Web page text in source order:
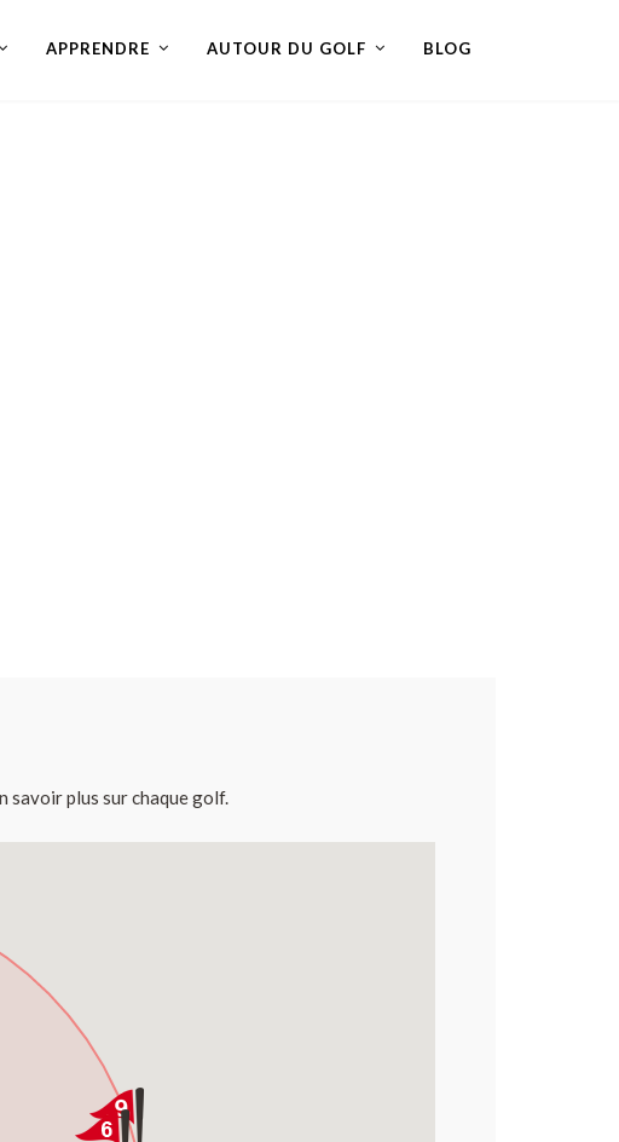
APPRENDRE AUTOUR DU GOLF BLOG
savoir plus sur chaque golf.